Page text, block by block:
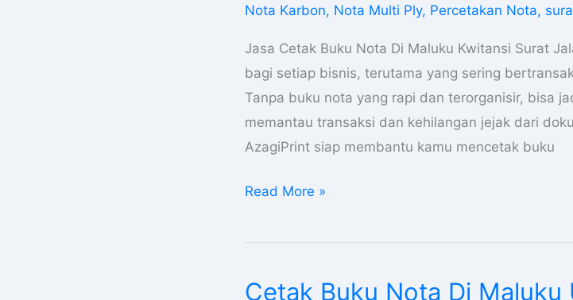
Nota Karbon, Nota Multi Ply, Percetakan Nota,
Jasa Cetak Buku Nota Di Maluku Kwitansi Surat
bagi setiap bisnis, terutama yang sering
Tanpa buku nota yang rapi dan terorganisir, bisa
memantau transaksi dan kehilangan jejak dari
AzagiPrint siap membantu kamu mencetak buku
Kwitansi
Surat
Jalan
1-
5
Read More »
Cetak Buku Nota Di Maluku
Cetak